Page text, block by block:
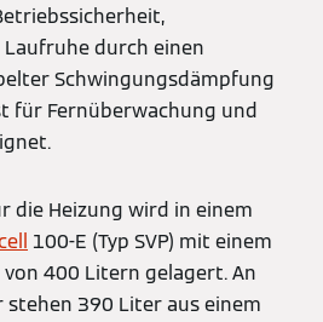
durch einen
Schwingungsdämpfung
für Fernüberwachung und
die Heizung wird in einem
100-E (Typ SVP) mit einem
400 Litern gelagert. An
stehen 390 Liter aus einem